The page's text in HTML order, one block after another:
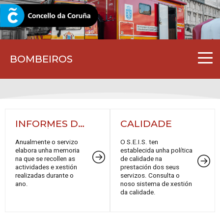
BOMBEIROS
CORUNA.GAL
INFORMES DE
Anualmente o servizo
elabora unha memoria
na que se recollen as
actividades e xestión
realizadas durante o
ano.
CALIDADE
O S.E.I.S. ten
establecida unha política
de calidade na
prestación dos seus
servizos. Consulta o
noso sistema de xestión
da calidade.